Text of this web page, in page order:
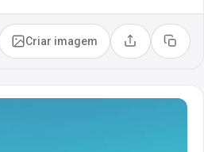
Criar imagem Compartilhar
Copiar